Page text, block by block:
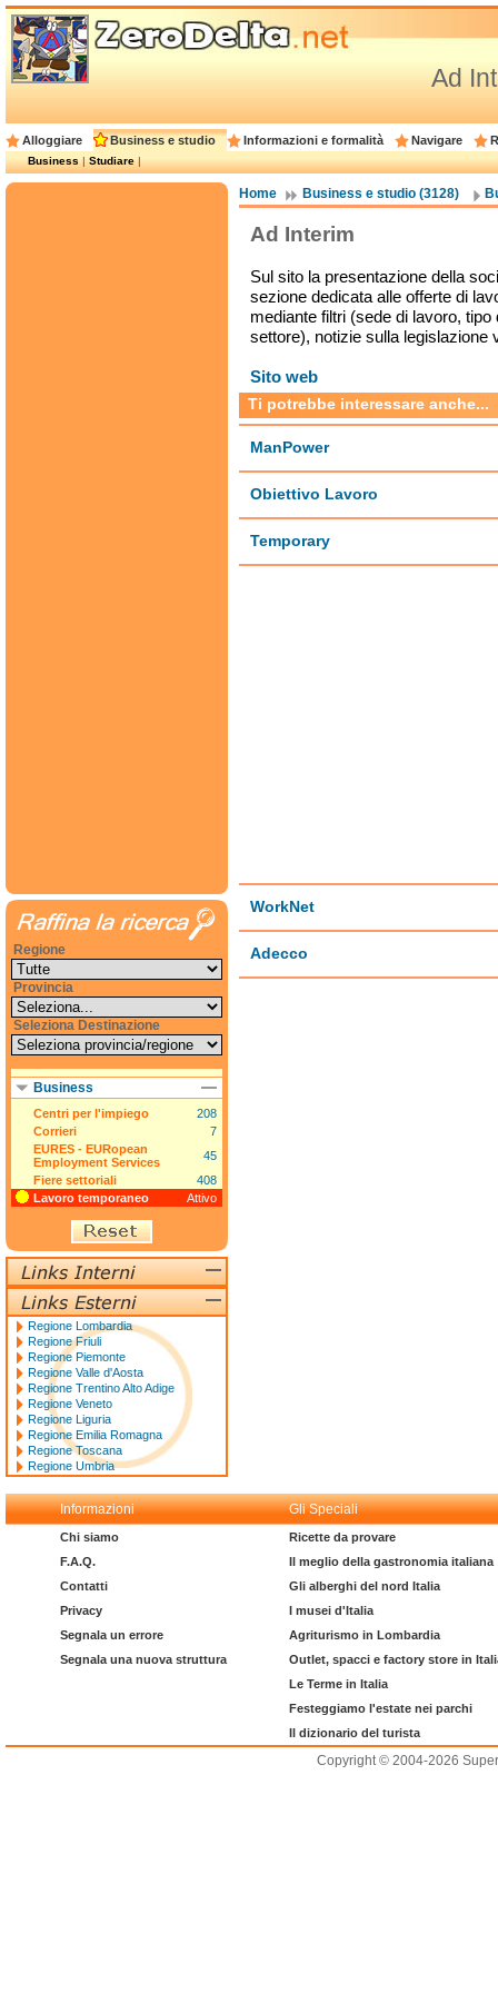
Ad
Alloggiare Business e studio Informazioni e formalità Navigare
Business|Studiare|
Home Business e studio (3128)
Ad Interim
Sul sito la presentazione della
sezione dedicata alle offerte di
mediante filtri (sede di lavoro,
settore), notizie sulla legislazione
Sito web
Ti potrebbe interessare anche...
ManPower
Obiettivo Lavoro
Temporary
WorkNet
Adecco
Regione
Provincia
Seleziona Destinazione
Business
Centri per l'impiego
208
Corrieri
7
EURES - EURopean
Employment Services
45
Fiere settoriali
408
Lavoro temporaneo
Attivo
Regione Lombardia
Regione Friuli
Regione Piemonte
Regione Valle d'Aosta
Regione Trentino Alto Adige
Regione Veneto
Regione Liguria
Regione Emilia Romagna
Regione Toscana
Regione Umbria
Informazioni Gli Speciali
Chi siamo
F.A.Q.
Contatti
Privacy
Segnala un errore
Segnala una nuova struttura
Ricette da provare
Il meglio della gastronomia italiana
Gli alberghi del nord Italia
I musei d'Italia
Agriturismo in Lombardia
Outlet, spacci e factory store in
Le Terme in Italia
Festeggiamo l'estate nei parchi
Il dizionario del turista
Copyright © 2004-2026